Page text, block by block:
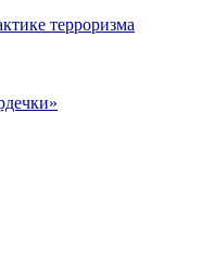
терроризма